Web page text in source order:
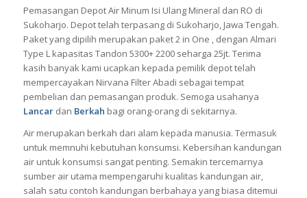
Pemasangan Depot Air Minum Isi Ulang Mineral dan RO di
Sukoharjo. Depot telah terpasang di Sukoharjo, Jawa Tengah.
Paket yang dipilih merupakan paket 2 in One , dengan Almari
Type L kapasitas Tandon 5300+ 2200 seharga 25jt. Terima
kasih banyak kami ucapkan kepada pemilik depot telah
mempercayakan Nirvana Filter Abadi sebagai tempat
pembelian dan pemasangan produk. Semoga usahanya
Lancar dan Berkah bagi orang-orang di sekitarnya.
Air merupakan berkah dari alam kepada manusia. Termasuk
untuk memnuhi kebutuhan konsumsi. Kebersihan kandungan
air untuk konsumsi sangat penting. Semakin tercemarnya
sumber air utama mempengaruhi kualitas kandungan air,
salah satu contoh kandungan berbahaya yang biasa ditemui